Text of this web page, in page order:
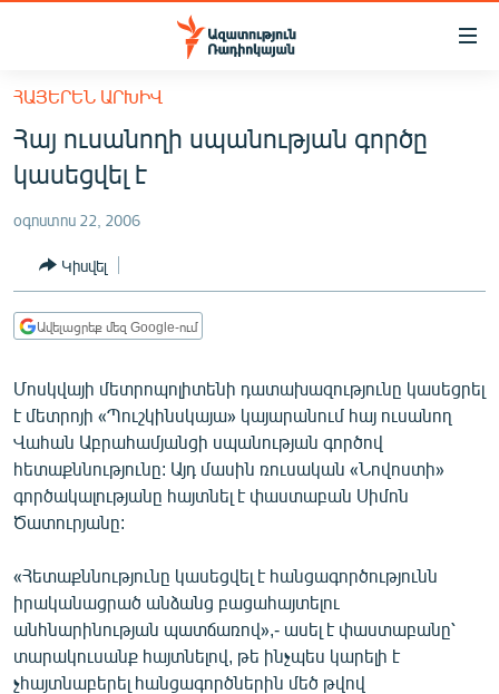
Մատչելիության
հիմնական
բովանդակությանը
Անցնել
հիմնական
մենյուին
ՀԱՅԱՍՏԱՆ
ՔԱՂԱՔԱԿԱՆ
ԸՆՏՐՈՒԹՅՈՒՆՆԵՐ 2026
ԻՐԱՎՈՒՆՔ
ՀԱՍԱՐԱԿՈՒԹՅՈՒՆ
ՂԱՐԱԲԱՂ
ՊԱՏԵՐԱԶՄԻ 6 ՇԱԲԱԹՆԵՐԸ
ՏԱՐԱԾԱՇՐՋԱՆ
ՄԻՋԱԶԳԱՅԻՆ
ՍՊՈՐՏ
ՄԵԿՆԱԲԱՆՈՒԹՅՈՒՆ
ՏՏ ԵՒ ԻՆՏԵՐՆԵՏ
ՀԱՅԵՐԵՆ ԱՐԽԻՎ
Հայ ուսանողի սպանության գործը
կասեցվել է
օգոստոս 22, 2006
Կիսվել
Ավելացրեք մեզ Google-ում
Մոսկվայի մետրոպոլիտենի դատախազությունը կասեցրել
է մետրոյի «Պուշկինսկայա» կայարանում հայ ուսանող
Վահան Աբրահամյանցի սպանության գործով
հետաքննությունը: Այդ մասին ռուսական «Նովոստի»
գործակալությանը հայտնել է փաստաբան Սիմոն
Ծատուրյանը:
«Հետաքննությունը կասեցվել է հանցագործությունն
իրականացրած անձանց բացահայտելու
անհնարինության պատճառով»,- ասել է փաստաբանը՝
տարակուսանք հայտնելով, թե ինչպես կարելի է
չհայտնաբերել հանցագործներին մեծ թվով